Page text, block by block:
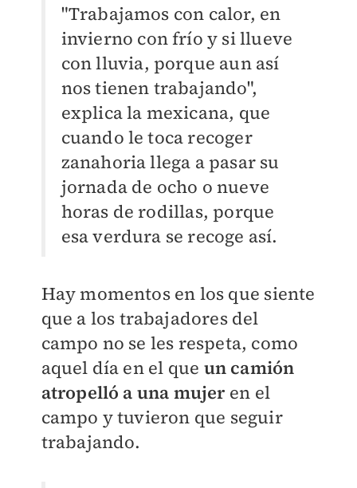
"Trabajamos con calor, en
invierno con frío y si llueve
con lluvia, porque aun así
nos tienen trabajando",
explica la mexicana, que
cuando le toca recoger
zanahoria llega a pasar su
jornada de ocho o nueve
horas de rodillas, porque
esa verdura se recoge así.
Hay momentos en los que siente
que a los trabajadores del
campo no se les respeta, como
aquel día en el que un camión
atropelló a una mujer en el
campo y tuvieron que seguir
trabajando.